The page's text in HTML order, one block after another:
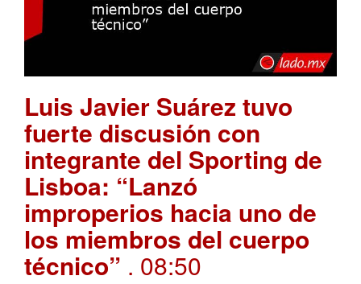
Luis Javier Suárez tuvo
fuerte discusión con
integrante del Sporting de
Lisboa: “Lanzó
improperios hacia uno de
los miembros del cuerpo
técnico” . 08:50